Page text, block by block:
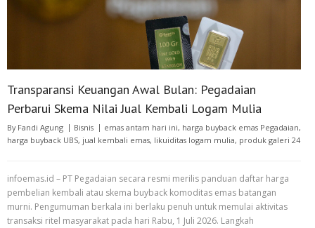
Transparansi Keuangan Awal Bulan: Pegadaian
Perbarui Skema Nilai Jual Kembali Logam Mulia
By Fandi Agung Bisnis emas antam hari ini, harga buyback emas Pegadaian,
harga buyback UBS, jual kembali emas, likuiditas logam mulia, produk galeri 24
infoemas.id – PT Pegadaian secara resmi merilis panduan daftar harga
pembelian kembali atau skema buyback komoditas emas batangan
murni. Pengumuman berkala ini berlaku penuh untuk memulai aktivitas
transaksi ritel masyarakat pada hari Rabu, 1 Juli 2026. Langkah